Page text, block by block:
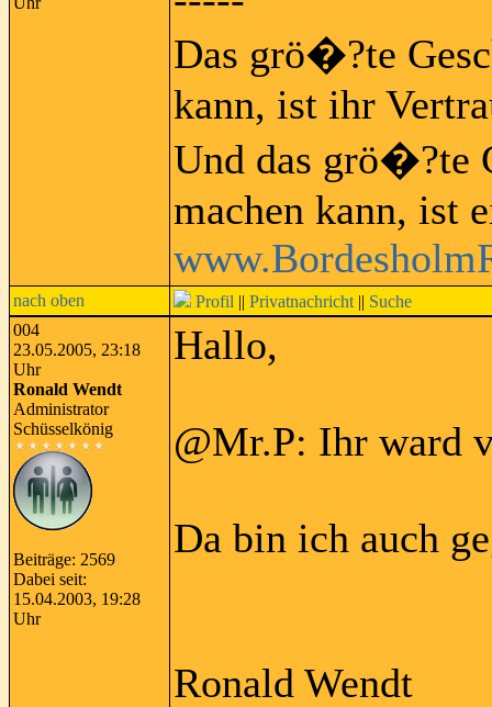
Das grö�?te
kann, ist ihr
Und das grö�?te
machen kann, ist
nach oben Profil || Privatnachricht || Suche
004
23.05.2005, 23:18
Uhr
Ronald Wendt
Administrator
Schüsselkönig
Beiträge: 2569
Dabei seit:
15.04.2003, 19:28
Uhr
Hallo,
@Mr.P: Ihr ward
Da bin ich auch
Ronald Wendt